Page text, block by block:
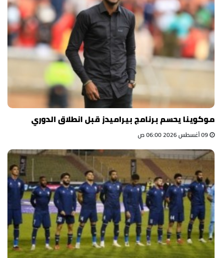
موكوينا يحسم برنامج بيراميدز قبل انطلاق الدوري